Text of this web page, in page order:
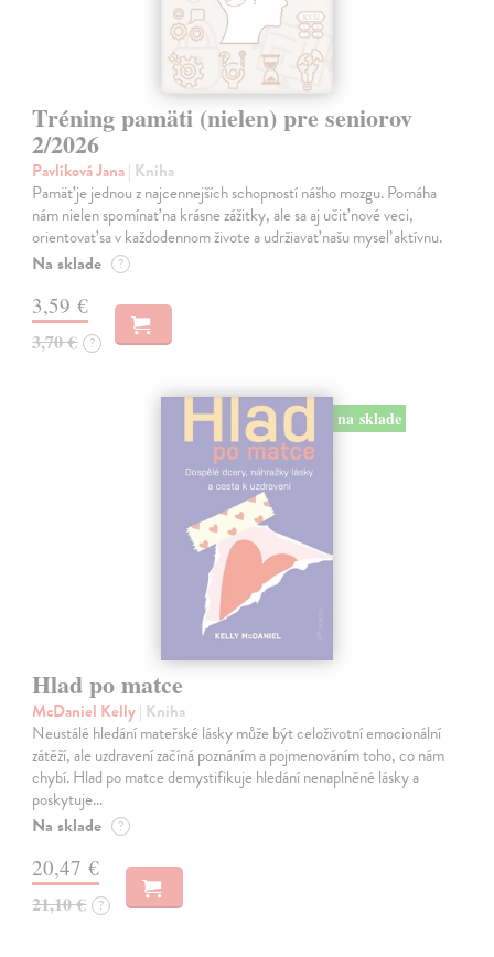
Tréning pamäti (nielen) pre seniorov
2/2026
Pavlíková Jana| Kniha
Pamäť je jednou z najcennejších schopností nášho mozgu. Pomáha
nám nielen spomínať na krásne zážitky, ale sa aj učiť nové veci,
orientovať sa v každodennom živote a udržiavať našu myseľ aktívnu.
Na sklade ?
3,59 €
3,70 € ?
na sklade
Hlad po matce
McDaniel Kelly| Kniha
Neustálé hledání mateřské lásky může být celoživotní emocionální
zátěží, ale uzdravení začíná poznáním a pojmenováním toho, co nám
chybí. Hlad po matce demystifikuje hledání nenaplněné lásky a
poskytuje…
Na sklade ?
20,47 €
21,10 € ?